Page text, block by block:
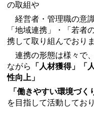
の取組や
経営者・管理職の意識
「地域連携」・「若者
携して取り組んでおりま
連携の形態は様々で
ながら
「人材獲得」「
性向上」
「働きやすい環境づく
を目指して活動してお